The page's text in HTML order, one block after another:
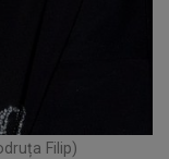
Filip)